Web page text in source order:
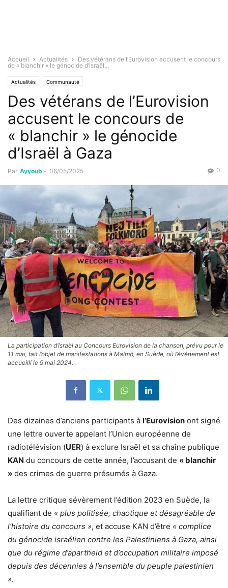
Accueil Actualités
Des vétérans de l’Eurovision accusent le concours
de « blanchir » le génocide d’Israël...
Actualités Communauté
Des vétérans de l’Eurovision
accusent le concours de
« blanchir » le génocide
d’Israël à Gaza
Par Ayyoub - 06/05/2025 0
La participation d’Israël au Concours Eurovision de la chanson, prévu pour le
11 mai, fait l’objet de manifestations à Malmö, en Suède, où l’événement est
accueilli le 9 mai 2024.
Des dizaines d’anciens participants à l’Eurovision ont signé
une lettre ouverte appelant l’Union européenne de
radiotélévision (UER) à exclure Israël et sa chaîne publique
KAN du concours de cette année, l’accusant de « blanchir
» des crimes de guerre présumés à Gaza.
La lettre critique sévèrement l’édition 2023 en Suède, la
qualifiant de « plus politisée, chaotique et désagréable de
l’histoire du concours », et accuse KAN d’être « complice
du génocide israélien contre les Palestiniens à Gaza, ainsi
que du régime d’apartheid et d’occupation militaire imposé
depuis des décennies à l’ensemble du peuple palestinien
».